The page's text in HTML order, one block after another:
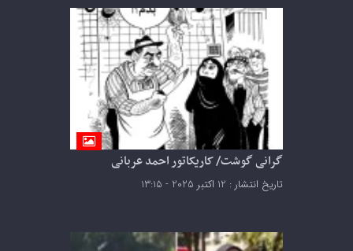
گرانی گوشت/ کاریکاتور احمد عربانی
تاریخ انتشار : 12 اکتبر 2025 - 13:15